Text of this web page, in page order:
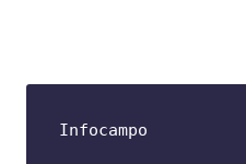
Infocampo